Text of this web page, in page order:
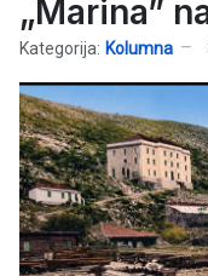
„Marina”
Kategorija: Kolumna